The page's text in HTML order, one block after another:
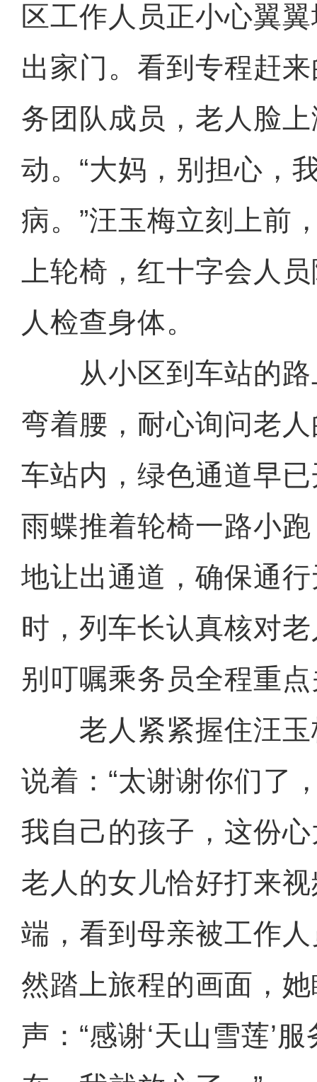
区工作人员正小心翼
出家门。看到专程赶来
务团队成员，老人脸
动。“大妈，别担心，
病。”汪玉梅立刻上前
上轮椅，红十字会人
人检查身体。
从小区到车站的路
弯着腰，耐心询问老
车站内，绿色通道早
雨蝶推着轮椅一路小
地让出通道，确保通
时，列车长认真核对
别叮嘱乘务员全程重
老人紧紧握住汪玉
说着：“太谢谢你们了
我自己的孩子，这份
老人的女儿恰好打来
端，看到母亲被工作
然踏上旅程的画面，
声：“感谢‘天山雪莲’